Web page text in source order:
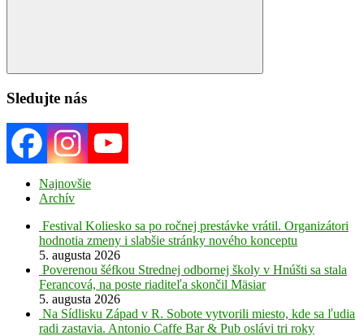
Search
Sledujte nás
Najnovšie
Archív
Festival Koliesko sa po ročnej prestávke vrátil. Organizátori
hodnotia zmeny i slabšie stránky nového konceptu
5. augusta 2026
Poverenou šéfkou Strednej odbornej školy v Hnúšti sa stala
Ferancová, na poste riaditeľa skončil Mäsiar
5. augusta 2026
Na Sídlisku Západ v R. Sobote vytvorili miesto, kde sa ľudia
radi zastavia. Antonio Caffe Bar & Pub oslávi tri roky